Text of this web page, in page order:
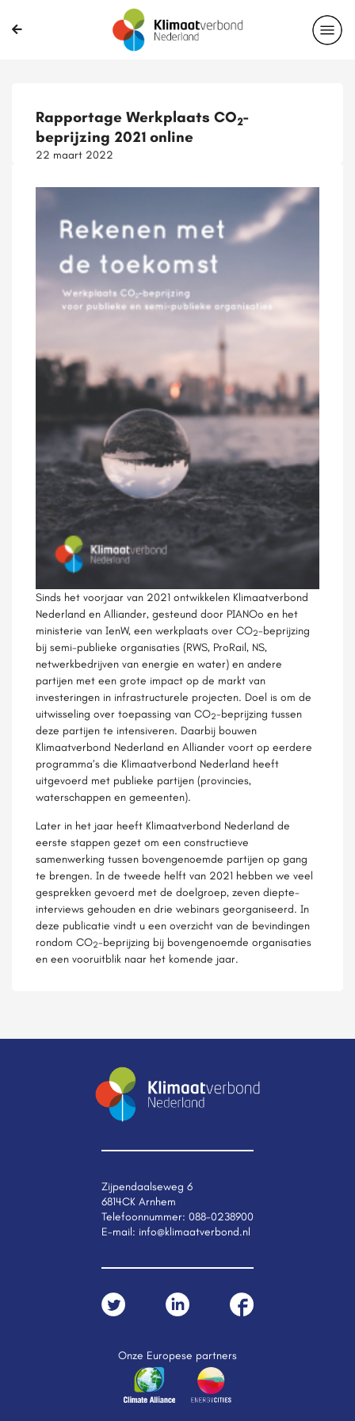
Rapportage Werkplaats CO2-
beprijzing 2021 online
22 maart 2022
Sinds het voorjaar van 2021 ontwikkelen Klimaatverbond
Nederland en Alliander, gesteund door PIANOo en het
ministerie van IenW, een werkplaats over CO2-beprijzing
bij semi-publieke organisaties (RWS, ProRail, NS,
netwerkbedrijven van energie en water) en andere
partijen met een grote impact op de markt van
investeringen in infrastructurele projecten. Doel is om de
uitwisseling over toepassing van CO2-beprijzing tussen
deze partijen te intensiveren. Daarbij bouwen
Klimaatverbond Nederland en Alliander voort op eerdere
programma’s die Klimaatverbond Nederland heeft
uitgevoerd met publieke partijen (provincies,
waterschappen en gemeenten).
Later in het jaar heeft Klimaatverbond Nederland de
eerste stappen gezet om een constructieve
samenwerking tussen bovengenoemde partijen op gang
te brengen. In de tweede helft van 2021 hebben we veel
gesprekken gevoerd met de doelgroep, zeven diepte-
interviews gehouden en drie webinars georganiseerd. In
deze publicatie vindt u een overzicht van de bevindingen
rondom CO2-beprijzing bij bovengenoemde organisaties
en een vooruitblik naar het komende jaar.
Zijpendaalseweg 6
6814CK Arnhem
Telefoonnummer: 088-0238900
E-mail: info@klimaatverbond.nl
Onze Europese partners